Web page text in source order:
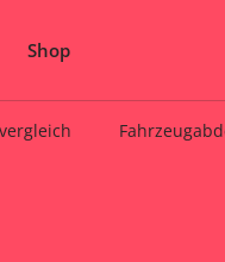
Shop